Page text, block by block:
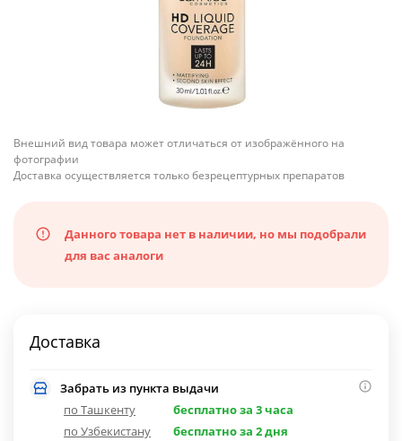
Внешний вид товара может отличаться от изображённого на
фотографии
Доставка осуществляется только безрецептурных препаратов
Данного товара нет в наличии, но мы подобрали
для вас аналоги
Доставка
Забрать из пункта выдачи
по Ташкенту
бесплатно за 3 часа
по Узбекистану
бесплатно за 2 дня